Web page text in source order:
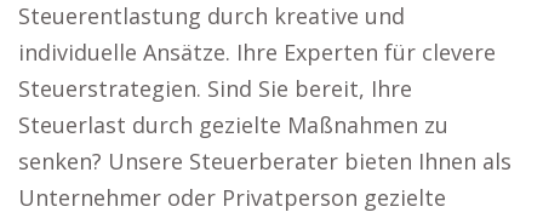
Steuerentlastung durch kreative und
individuelle Ansätze. Ihre Experten für clevere
Steuerstrategien. Sind Sie bereit, Ihre
Steuerlast durch gezielte Maßnahmen zu
senken? Unsere Steuerberater bieten Ihnen als
Unternehmer oder Privatperson gezielte